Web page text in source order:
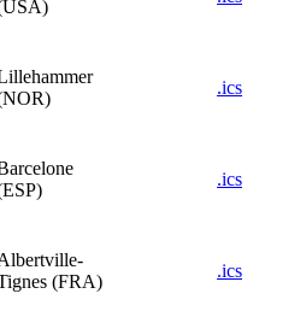
.ics
.ics
(FRA)
.ics